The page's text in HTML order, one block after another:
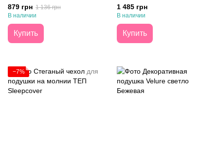
879 грн 1 136 грн
В наличии
Купить
Cherry Combo Евро
1 485 грн
В наличии
Купить
−7%